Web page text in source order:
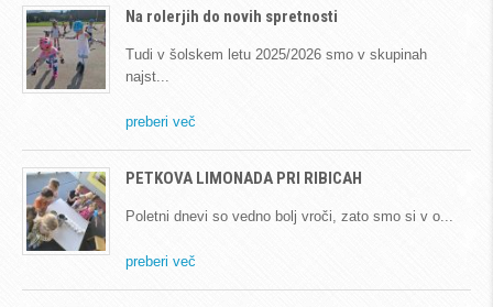
Na rolerjih do novih spretnosti
Tudi v šolskem letu 2025/2026 smo v skupinah
najst
preberi več
PETKOVA LIMONADA PRI RIBICAH
Poletni dnevi so vedno bolj vroči, zato smo si v o
preberi več